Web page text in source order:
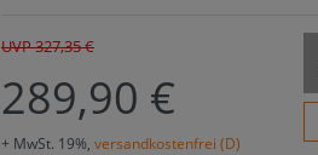
UVP 327,35 €
289,90 €
+ MwSt. 19%, versandkostenfrei (D)